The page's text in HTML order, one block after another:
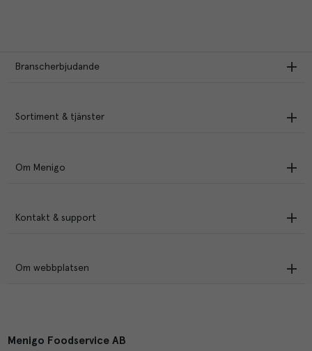
Branscherbjudande
Sortiment & tjänster
Om Menigo
Kontakt & support
Om webbplatsen
Menigo Foodservice AB